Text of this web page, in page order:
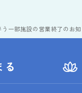
一部施設の営業終了のお
る